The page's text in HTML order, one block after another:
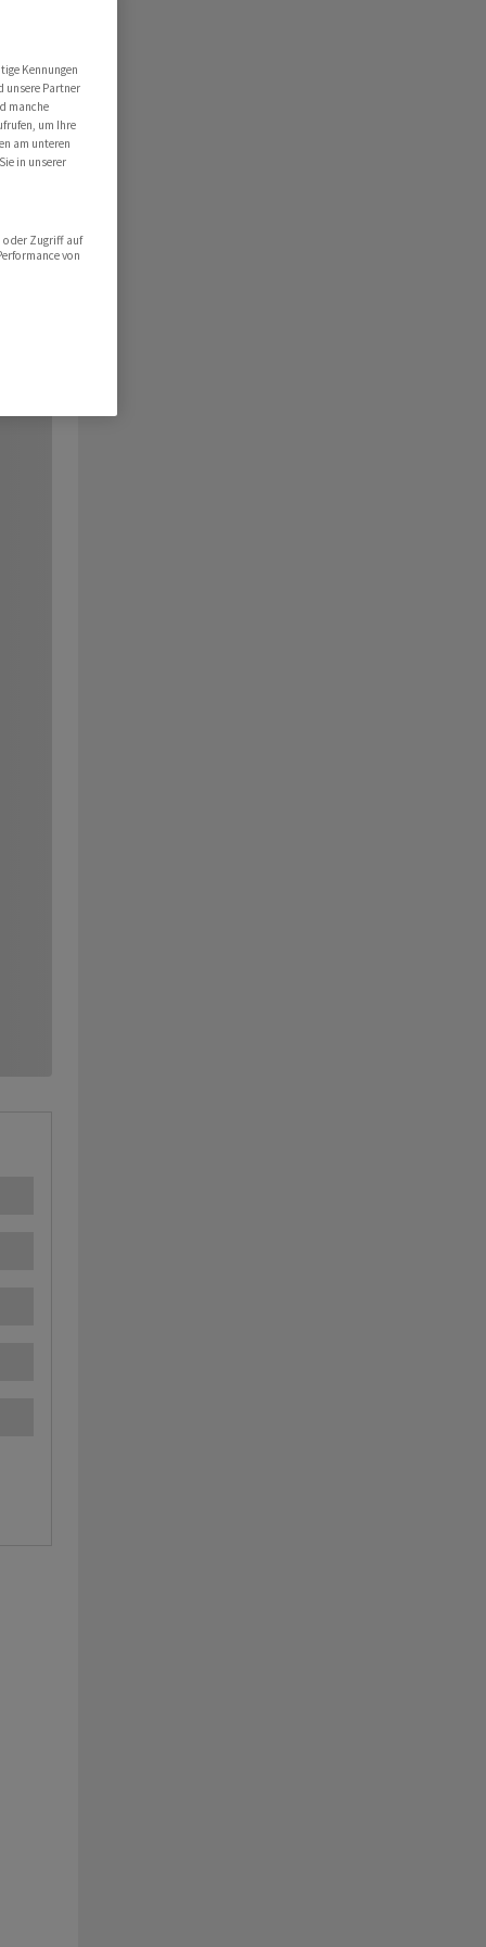
Kennungen
unsere Partner
manche
um Ihre
am unteren
in unserer
oder Zugriff auf
von